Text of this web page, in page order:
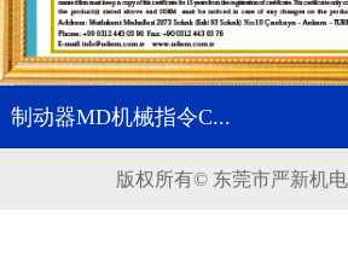
制动器MD机械指令C...
版权所有© 东莞市严新机